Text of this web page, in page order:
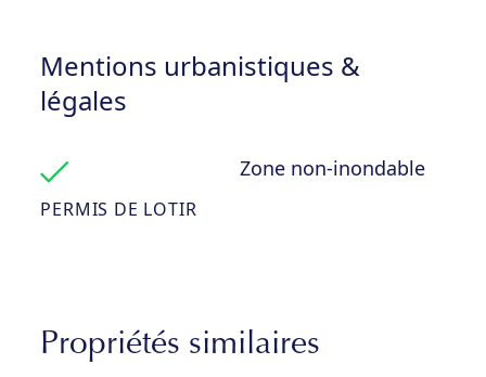
Mentions urbanistiques &
légales
PERMIS DE LOTIR
Zone non-inondable
Propriétés similaires